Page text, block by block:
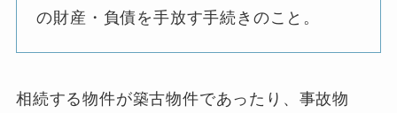
の財産・負債を手放す手続きのこと。
相続する物件が築古物件であったり、事故物